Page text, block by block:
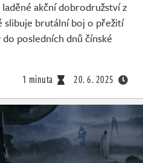
akční dobrodružství z
brutální boj o přežití
posledních dnů čínské
1 minuta 20. 6. 2025